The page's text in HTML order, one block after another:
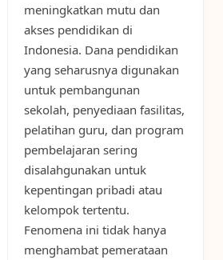
meningkatkan mutu dan
akses pendidikan di
Indonesia. Dana pendidikan
yang seharusnya digunakan
untuk pembangunan
sekolah, penyediaan fasilitas,
pelatihan guru, dan program
pembelajaran sering
disalahgunakan untuk
kepentingan pribadi atau
kelompok tertentu.
Fenomena ini tidak hanya
menghambat pemerataan